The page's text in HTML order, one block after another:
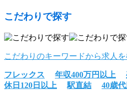
こだわりで探す
こだわりのキーワードから求人
フレックス 年収400万円以上
休日120日以上
駅直結 40歳